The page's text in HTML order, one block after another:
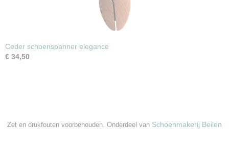
Ceder schoenspanner elegance
€ 34,50
Zet en drukfouten voorbehouden. Onderdeel van Schoenmakerij Beilen